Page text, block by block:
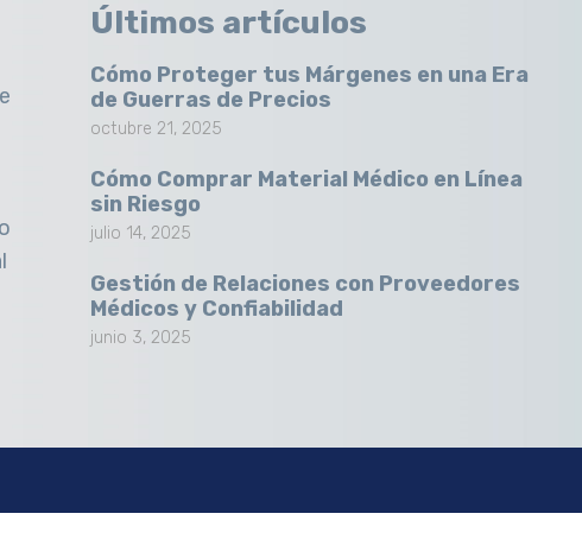
Últimos artículos
Cómo Proteger tus Márgenes en una Era
de Guerras de Precios
octubre 21, 2025
Cómo Comprar Material Médico en Línea
sin Riesgo
julio 14, 2025
Gestión de Relaciones con Proveedores
Médicos y Confiabilidad
junio 3, 2025
reservados. Sitio web creado porBig Idea Group